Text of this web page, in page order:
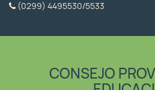
(0299) 4495530/5533
CONSEJO